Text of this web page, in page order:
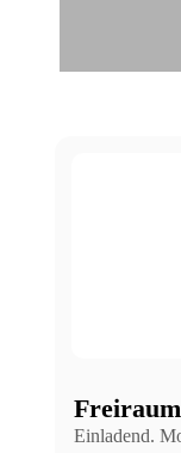
Einladend.